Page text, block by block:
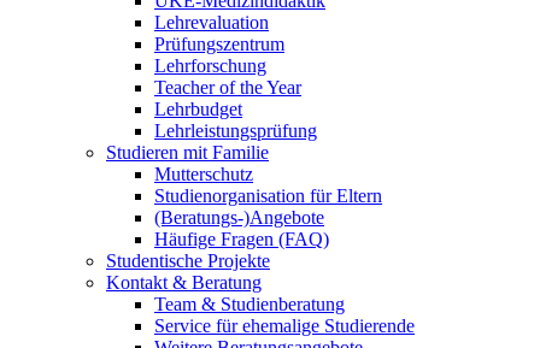
Lehrevaluation
Prüfungszentrum
Lehrforschung
Teacher of the Year
Lehrbudget
Lehrleistungsprüfung
Studieren mit Familie
Mutterschutz
Studienorganisation für Eltern
(Beratungs-)Angebote
Häufige Fragen (FAQ)
Studentische Projekte
Kontakt & Beratung
Team & Studienberatung
Service für ehemalige Studierende